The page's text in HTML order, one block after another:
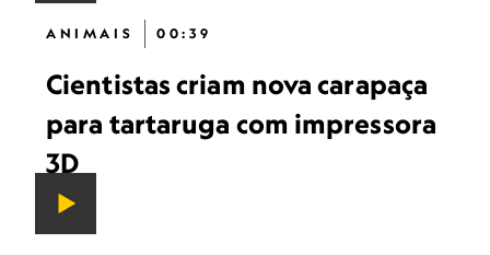
ANIMAIS 00:39
Cientistas criam nova carapaça
para tartaruga com impressora
3D